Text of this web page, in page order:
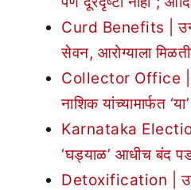
Curd Benefits |
सेवन, आरोग्याला
Collector Office |
नाशिक यांच्यामार्फत
Karnataka
‘घड्याळ’ आधीच बंद
Detoxification |